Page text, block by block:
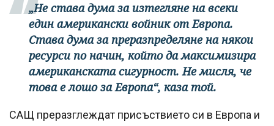
„Не става дума за изтегляне на всеки
един американски войник от Европа.
Става дума за преразпределяне на някои
ресурси по начин, който да максимизира
американската сигурност. Не мисля, че
това е лошо за Европа“, каза той.
САЩ преразглеждат присъствието си в Европа и